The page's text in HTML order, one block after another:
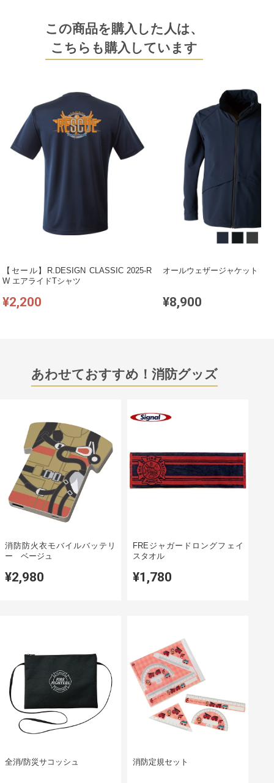
この商品を購入した人は、
こちらも購入しています
【セール】R.DESIGN CLASSIC 2025-R
W エアライドTシャツ
¥2,200
オールウェザージャケット
¥8,900
あわせておすすめ！消防グッズ
消防防火衣モバイルバッテリ
ー ベージュ
¥2,980
FREジャガードロングフェイ
スタオル
¥1,780
全消/防災サコッシュ 消防定規セット